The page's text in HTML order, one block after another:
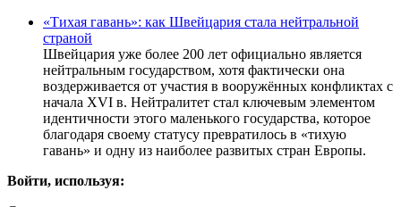
«Тихая гавань»: как Швейцария стала нейтральной
страной
Швейцария уже более 200 лет официально является
нейтральным государством, хотя фактически она
воздерживается от участия в вооружённых конфликтах с
начала XVI в. Нейтралитет стал ключевым элементом
идентичности этого маленького государства, которое
благодаря своему статусу превратилось в «тихую
гавань» и одну из наиболее развитых стран Европы.
Войти, используя: